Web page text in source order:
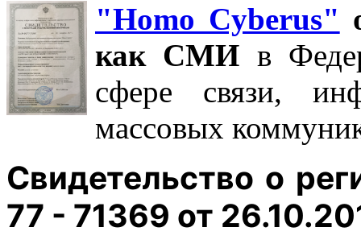
"Homo Cyberus"
как СМИ в
сфере связи,
массовых
Свидетельство о
77 - 71369 от